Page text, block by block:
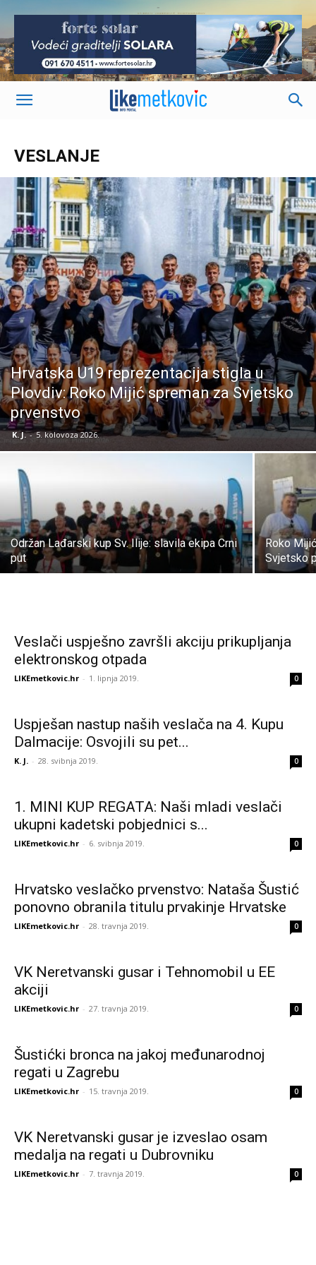
-
VESLANJE
Hrvatska U19 reprezentacija stigla u
Plovdiv: Roko Mijić spreman za Svjetsko
prvenstvo
K. J. - 5. kolovoza 2026.
Održan Lađarski kup Sv. Ilije: slavila ekipa Crni
put
Roko
Svjetsko
Veslači uspješno završli akciju prikupljanja
elektronskog otpada
LIKEmetkovic.hr - 1. lipnja 2019. 0
Uspješan nastup naših veslača na 4. Kupu
Dalmacije: Osvojili su pet...
K. J. - 28. svibnja 2019. 0
1. MINI KUP REGATA: Naši mladi veslači
ukupni kadetski pobjednici s...
LIKEmetkovic.hr - 6. svibnja 2019. 0
Hrvatsko veslačko prvenstvo: Nataša Šustić
ponovno obranila titulu prvakinje Hrvatske
LIKEmetkovic.hr - 28. travnja 2019. 0
VK Neretvanski gusar i Tehnomobil u EE
akciji
LIKEmetkovic.hr - 27. travnja 2019. 0
Šustićki bronca na jakoj međunarodnoj
regati u Zagrebu
LIKEmetkovic.hr - 15. travnja 2019. 0
VK Neretvanski gusar je izveslao osam
medalja na regati u Dubrovniku
LIKEmetkovic.hr - 7. travnja 2019. 0